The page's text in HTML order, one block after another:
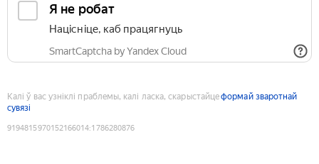
Я не робат
Націсніце, каб працягнуць
SmartCaptcha by Yandex Cloud
Калі ў вас узніклі праблемы, калі ласка, скарыстайцеформай зваротнай
сувязі
9194815970152166014:1786280876